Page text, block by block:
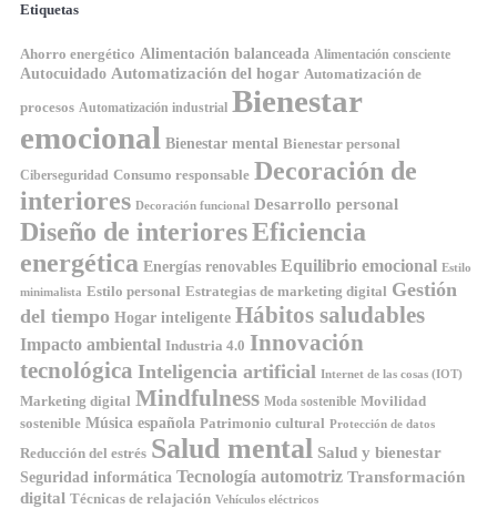
Etiquetas
Ahorro energético Alimentación balanceada Alimentación consciente
Autocuidado Automatización del hogar Automatización de
procesos Automatización industrial Bienestar
emocional Bienestar mental Bienestar personal
Ciberseguridad Consumo responsable Decoración de
interiores Decoración funcional Desarrollo personal
Diseño de interioresEficiencia
energética Energías renovables Equilibrio emocional Estilo
minimalista Estilo personal Estrategias de marketing digital Gestión
del tiempo Hogar inteligente Hábitos saludables
Impacto ambiental Industria 4.0 Innovación
tecnológica Inteligencia artificial Internet de las cosas (IOT)
Marketing digital Mindfulness Moda sostenible Movilidad
sostenible Música española Patrimonio cultural Protección de datos
Reducción del estrés Salud mental Salud y bienestar
Seguridad informática Tecnología automotriz Transformación
digital Técnicas de relajación Vehículos eléctricos